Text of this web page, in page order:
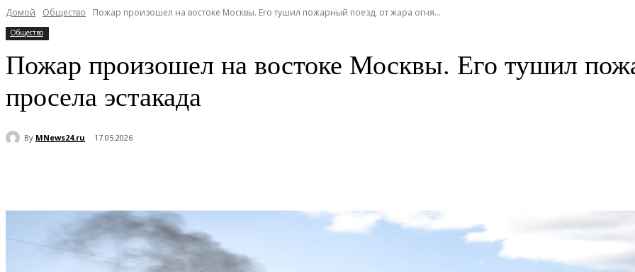
Домой Общество Пожар произошел на востоке Москвы. Его тушил пожарный поезд, от жара огня...
Общество
Пожар произошел на востоке Москвы. Его тушил
просела эстакада
By MNews24.ru 17.05.2026